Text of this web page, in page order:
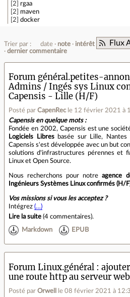
2
rgaa
2
maven
2
docker
Flux
Trier par : date note
intérêt
dernier commentaire
Forum général.petites-
Admins / Ingés sys Linux
Capensis - Lille (H/F)
Posté par CapenRec le 12 février 2021 à
Capensis en quelque mots :
Fondée en 2002, Capensis est une
Logiciels Libresbasée sur Lille, Nantes
Capensis s'est développée avec un but
solutions d'infrastructures pérennes et
Linux et Open Source.
Nous recherchons pour notreagence
Ingénieurs Systèmes Linux confirmés (H/
Vos missions si vous les acceptez ?
Intégrez (…)
Lire la suite (4 commentaires).
Markdown EPUB
Forum Linux.général
une route http au serveur
Posté par Orwell le 08 février 2021 à